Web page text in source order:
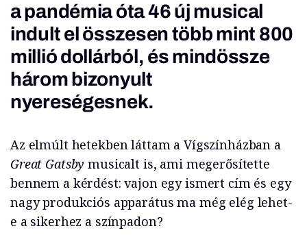
a pandémia óta 46 új musical
indult el összesen több mint 800
millió dollárból, és mindössze
három bizonyult
nyereségesnek.
Az elmúlt hetekben láttam a Vígszínházban a
Great Gatsby musicalt is, ami megerősítette
bennem a kérdést: vajon egy ismert cím és egy
nagy produkciós apparátus ma még elég lehet-
e a sikerhez a színpadon?